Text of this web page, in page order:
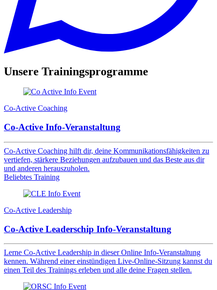
Unsere Trainingsprogramme
Co-Active Coaching
Co-Active Info-Veranstaltung
Co-Active Coaching hilft dir, deine Kommunikationsfähigkeiten zu
vertiefen, stärkere Beziehungen aufzubauen und das Beste aus dir
und anderen herauszuholen.
Beliebtes Training
Co-Active Leadership
Co-Active Leaderschip Info-Veranstaltung
Lerne Co-Active Leadership in dieser Online Info-Veranstaltung
kennen. Während einer einstündigen Live-Online-Sitzung kannst du
einen Teil des Trainings erleben und alle deine Fragen stellen.